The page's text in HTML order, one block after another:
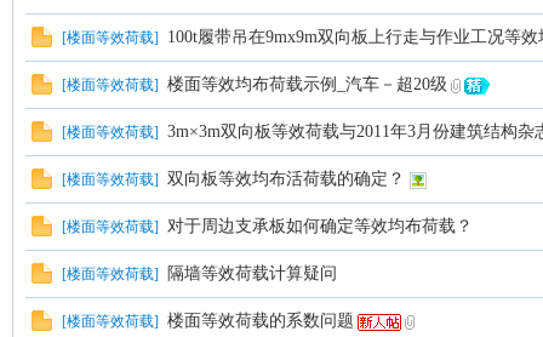
[楼面等效荷载] 100t履带吊在9mx9m双向板上行走与作业工况等
[楼面等效荷载] 楼面等效均布荷载示例_汽车－超20级
[楼面等效荷载] 3m×3m双向板等效荷载与2011年3月份建筑结构杂
[楼面等效荷载] 双向板等效均布活荷载的确定？
[楼面等效荷载] 对于周边支承板如何确定等效均布荷载？
[楼面等效荷载] 隔墙等效荷载计算疑问
[楼面等效荷载] 楼面等效荷载的系数问题